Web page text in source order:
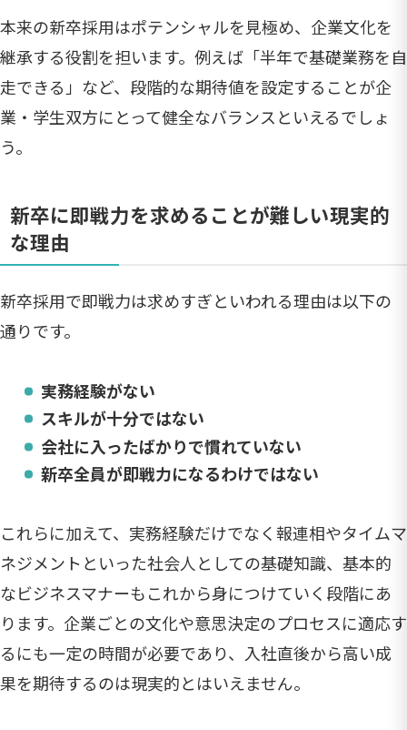
本来の新卒採用はポテンシャルを見極め、企業文化を
継承する役割を担います。例えば「半年で基礎業務を自
走できる」など、段階的な期待値を設定することが企
業・学生双方にとって健全なバランスといえるでしょ
う。
新卒に即戦力を求めることが難しい現実的
な理由
新卒採用で即戦力は求めすぎといわれる理由は以下の
通りです。
実務経験がない
スキルが十分ではない
会社に入ったばかりで慣れていない
新卒全員が即戦力になるわけではない
これらに加えて、実務経験だけでなく報連相やタイムマ
ネジメントといった社会人としての基礎知識、基本的
なビジネスマナーもこれから身につけていく段階にあ
ります。企業ごとの文化や意思決定のプロセスに適応す
るにも一定の時間が必要であり、入社直後から高い成
果を期待するのは現実的とはいえません。